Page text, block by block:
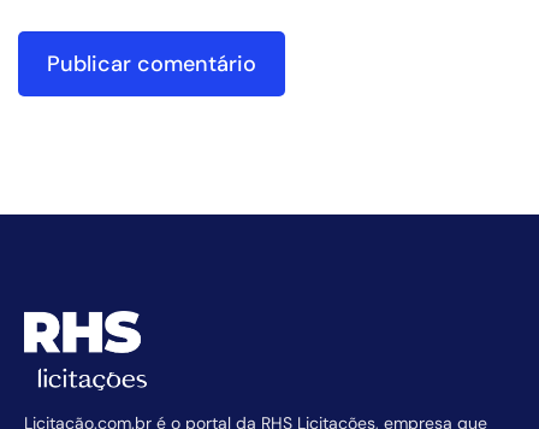
Licitação.com.br é o portal da RHS Licitações, empresa que